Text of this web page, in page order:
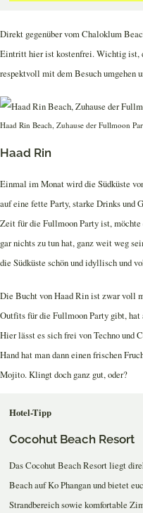
Direkt gegenüber vom Chaloklum
Eintritt hier ist kostenfrei. Wichtig ist,
respektvoll mit dem Besuch umgehen
Haad Rin Beach, Zuhause der Fullmoon
Haad Rin
Einmal im Monat wird die Südküste
auf eine fette Party, starke Drinks und
Zeit für die Fullmoon Party ist,
gar nichts zu tun hat, ganz weit weg
die Südküste schön und idyllisch und
Die Bucht von Haad Rin ist zwar voll
Outfits für die Fullmoon Party gibt, hat
Hier lässt es sich frei von Techno und
Hand hat man dann einen frischen
Mojito. Klingt doch ganz gut, oder?
Hotel-Tipp
Cocohut Beach Resort
Das Cocohut Beach Resort liegt
Beach auf Ko Phangan und bietet
Strandbereich sowie komfortable